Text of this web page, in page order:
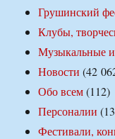
Грушинский
Клубы,
Музыкальные
Новости (42
Обо всем(112)
Персоналии
Фестивали,